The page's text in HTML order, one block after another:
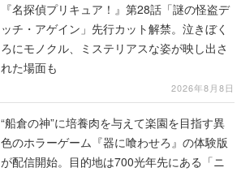
『名探偵プリキュア！』第28話「謎の怪盗デ
ッチ・アゲイン」先行カット解禁。泣きぼく
ろにモノクル、ミステリアスな姿が映し出さ
れた場面も
2026年8月8日
“船倉の神”に培養肉を与えて楽園を目指す異
色のホラーゲーム『器に喰わせろ』の体験版
が配信開始。目的地は700光年先にある「ニ